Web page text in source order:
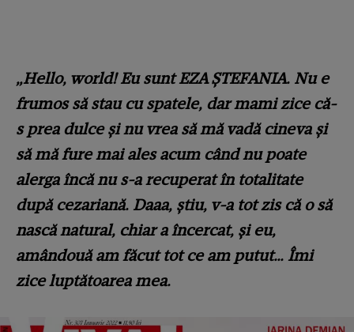
„Hello, world! Eu sunt EZA ŞTEFANIA. Nu e
frumos să stau cu spatele, dar mami zice că-
s prea dulce și nu vrea să mă vadă cineva și
să mă fure mai ales acum când nu poate
alerga încă nu s-a recuperat în totalitate
după cezariană. Daaa, știu, v-a tot zis că o să
nască natural, chiar a încercat, și eu,
amândouă am făcut tot ce am putut… Îmi
zice luptătoarea mea.